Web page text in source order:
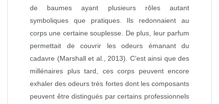
de baumes ayant plusieurs rôles autant
symboliques que pratiques. Ils redonnaient au
corps une certaine souplesse. De plus, leur parfum
permettait de couvrir les odeurs émanant du
cadavre (Marshall et al., 2013). C’est ainsi que des
millénaires plus tard, ces corps peuvent encore
exhaler des odeurs très fortes dont les composants
peuvent être distingués par certains professionnels